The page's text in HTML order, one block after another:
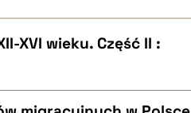
XVI wieku. Część II :